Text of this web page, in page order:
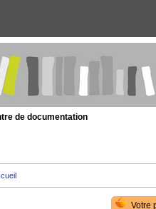
de documentation